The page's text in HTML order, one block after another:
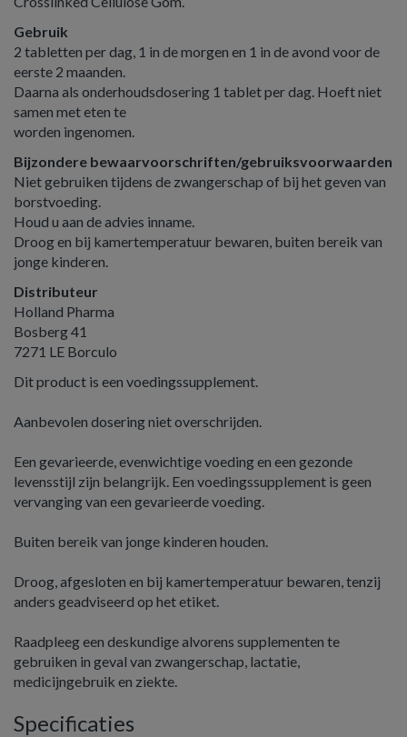
Gebruik
2 tabletten per dag, 1 in de morgen en 1 in de avond voor de
eerste 2 maanden.
Daarna als onderhoudsdosering 1 tablet per dag. Hoeft niet
samen met eten te
worden ingenomen.
Bijzondere bewaarvoorschriften/gebruiksvoorwaarden
Niet gebruiken tijdens de zwangerschap of bij het geven van
borstvoeding.
Houd u aan de advies inname.
Droog en bij kamertemperatuur bewaren, buiten bereik van
jonge kinderen.
Distributeur
Holland Pharma
Bosberg 41
7271 LE Borculo
Dit product is een voedingssupplement.
Aanbevolen dosering niet overschrijden.
Een gevarieerde, evenwichtige voeding en een gezonde
levensstijl zijn belangrijk. Een voedingssupplement is geen
vervanging van een gevarieerde voeding.
Buiten bereik van jonge kinderen houden.
Droog, afgesloten en bij kamertemperatuur bewaren, tenzij
anders geadviseerd op het etiket.
Raadpleeg een deskundige alvorens supplementen te
gebruiken in geval van zwangerschap, lactatie,
medicijngebruik en ziekte.
Specificaties